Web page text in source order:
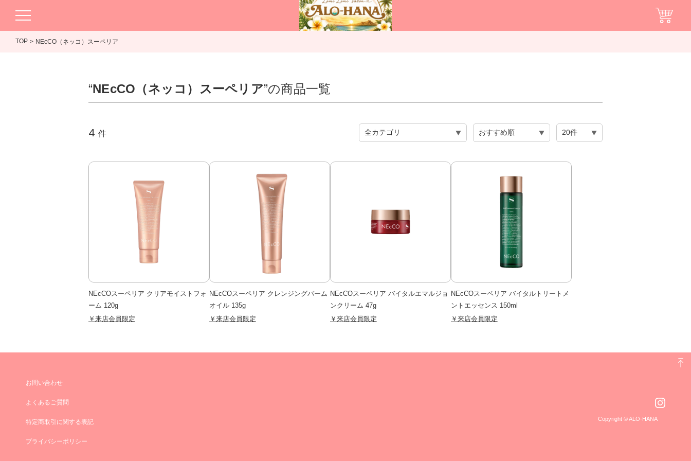
TOP NEcCO（ネッコ）スーペリア
“NEcCO（ネッコ）スーペリア”の商品一覧
4 件
NEcCOスーペリア クリアモイストフォ
ーム 120g
￥来店会員限定
NEcCOスーペリア クレンジングバーム
オイル 135g
￥来店会員限定
NEcCOスーペリア バイタルエマルジョ
ンクリーム 47g
￥来店会員限定
NEcCOスーペリア バイタルトリートメ
ントエッセンス 150ml
￥来店会員限定
お問い合わせ
よくあるご質問
特定商取引に関する表記
プライバシーポリシー
Copyright © ALO-HANA